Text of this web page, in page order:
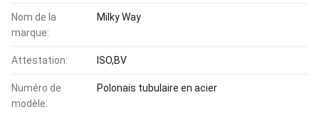
Nom de la
marque:
Milky Way
Attestation: ISO,BV
Numéro de
modèle:
Polonais tubulaire en acier